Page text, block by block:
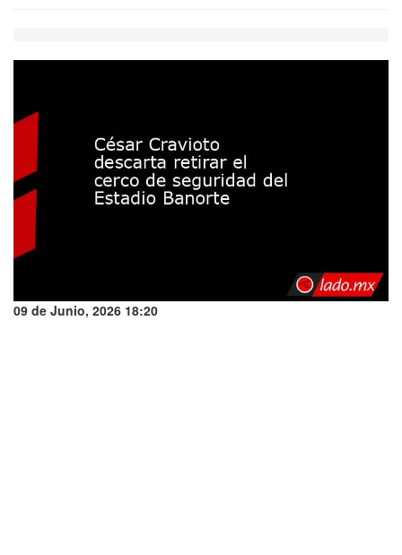
09 de Junio, 2026 18:20